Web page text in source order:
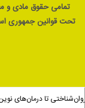
تمامی حقوق مادی و
تحت قوانین جمهوری
تا درمان‌های